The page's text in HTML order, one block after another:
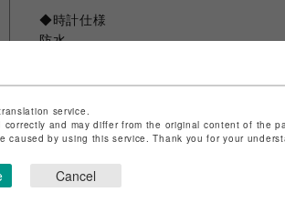
◆時計仕様
防水
重さ
140.0g その他特徴
ダブルロック中留
service.
and may differ from the original content of the
by using this service. Thank you for your
Cancel